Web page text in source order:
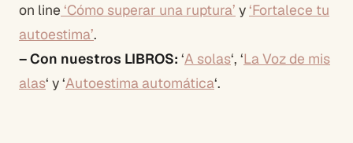
on line ‘Cómo superar una ruptura’ y ‘Fortalece tu
autoestima’.
– Con nuestros LIBROS: ‘A solas‘, ‘La Voz de mis
alas‘ y ‘Autoestima automática‘.